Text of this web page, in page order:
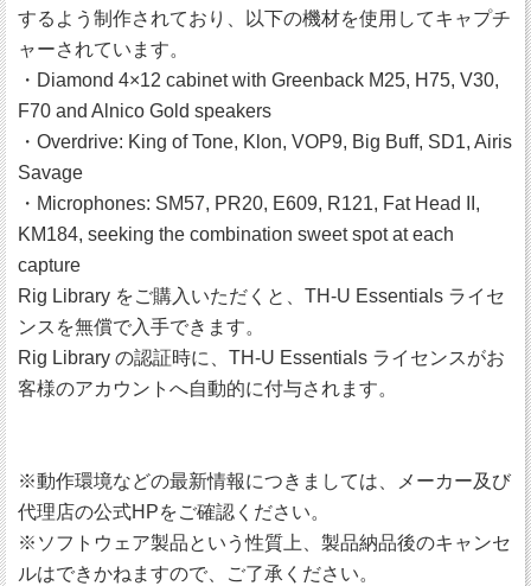
するよう制作されており、以下の機材を使用してキャプチ
ャーされています。
・Diamond 4×12 cabinet with Greenback M25, H75, V30,
F70 and Alnico Gold speakers
・Overdrive: King of Tone, Klon, VOP9, Big Buff, SD1, Airis
Savage
・Microphones: SM57, PR20, E609, R121, Fat Head II,
KM184, seeking the combination sweet spot at each
capture
Rig Library をご購入いただくと、TH-U Essentials ライセ
ンスを無償で入手できます。
Rig Library の認証時に、TH-U Essentials ライセンスがお
客様のアカウントへ自動的に付与されます。
※動作環境などの最新情報につきましては、メーカー及び
代理店の公式HPをご確認ください。
※ソフトウェア製品という性質上、製品納品後のキャンセ
ルはできかねますので、ご了承ください。